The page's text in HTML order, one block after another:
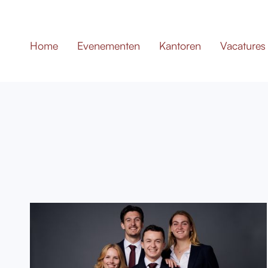
Home Evenementen Kantoren Vacatures